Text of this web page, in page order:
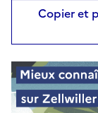
Copier et